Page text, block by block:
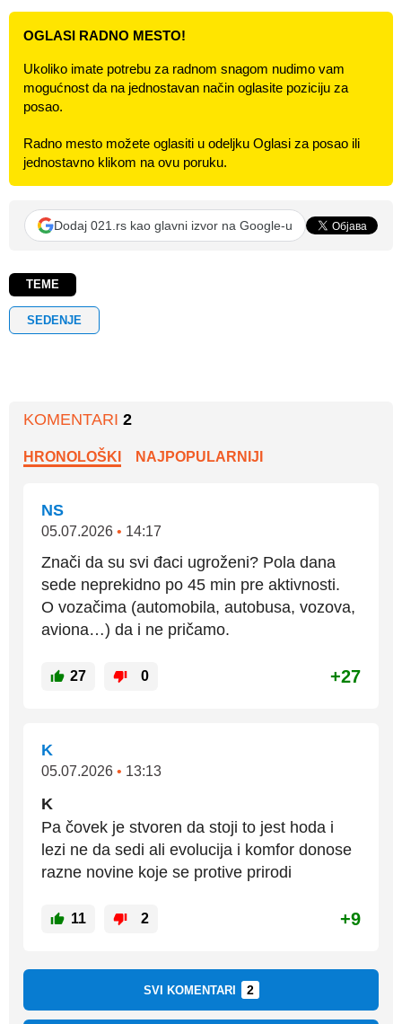
OGLASI RADNO MESTO!
Ukoliko imate potrebu za radnom snagom nudimo vam
mogućnost da na jednostavan način oglasite poziciju za
posao.
Radno mesto možete oglasiti u odeljku Oglasi za posao ili
jednostavno klikom na ovu poruku.
Dodaj 021.rs kao glavni izvor na Google-u
TEME
SEDENJE
KOMENTARI 2
HRONOLOŠKI NAJPOPULARNIJI
NS
05.07.2026 • 14:17
Znači da su svi đaci ugroženi? Pola dana
sede neprekidno po 45 min pre aktivnosti.
O vozačima (automobila, autobusa, vozova,
aviona…) da i ne pričamo.
27 0 +27
K
05.07.2026 • 13:13
K
Pa čovek je stvoren da stoji to jest hoda i
lezi ne da sedi ali evolucija i komfor donose
razne novine koje se protive prirodi
11 2 +9
SVI KOMENTARI 2